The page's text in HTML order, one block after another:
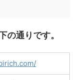
の通りです。